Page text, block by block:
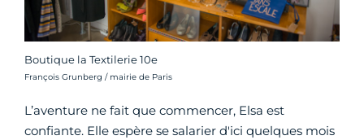
Boutique la Textilerie 10e
Crédit photo :
François Grunberg / mairie de Paris
L’aventure ne fait que commencer, Elsa est
confiante. Elle espère se salarier d'ici quelques mois